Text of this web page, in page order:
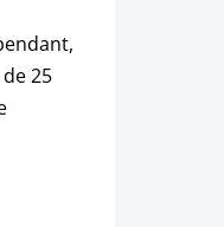
25